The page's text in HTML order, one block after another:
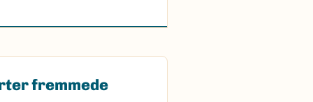
fremmede
arter